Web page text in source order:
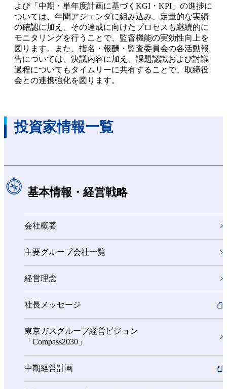
よび「中期・単年度計画に基づくKGI・KPI」の進捗に
ついては、年間アジェンダに組み込み、定量的な実績
の確認に加え、その達成に向けたプロセスも継続的に
モニタリングを行うことで、監督機能の実効性向上を
図ります。また、指名・報酬・監査委員会の各活動報
告については、決議内容に加え、課題認識および討議
過程についてもタイムリーに共有することで、取締役
会との連携強化を図ります。
投資家情報一覧
基本情報・経営戦略
会社概要
主要グループ会社一覧
経営理念
社長メッセージ
東京ガスグループ経営ビジョン
「Compass2030」
中期経営計画